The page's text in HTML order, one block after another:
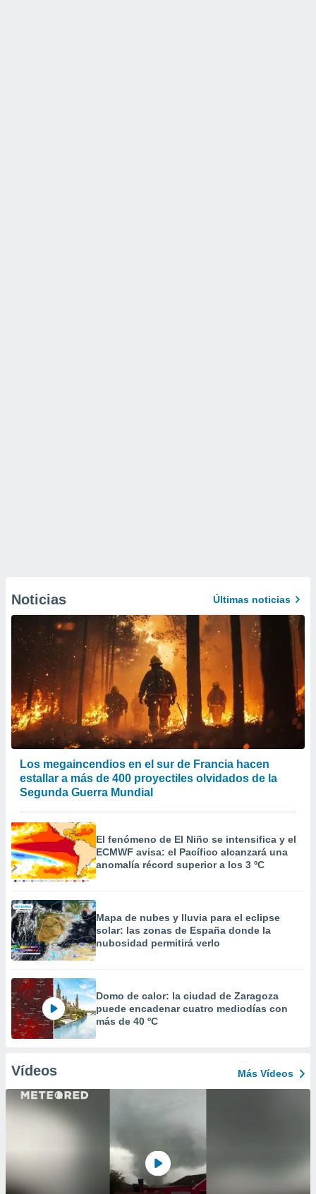
Noticias Últimas noticias
Los megaincendios en el sur de Francia hacen
estallar a más de 400 proyectiles olvidados de la
Segunda Guerra Mundial
El fenómeno de El Niño se intensifica y el
ECMWF avisa: el Pacífico alcanzará una
anomalía récord superior a los 3 ºC
Mapa de nubes y lluvia para el eclipse
solar: las zonas de España donde la
nubosidad permitirá verlo
Domo de calor: la ciudad de Zaragoza
puede encadenar cuatro mediodías con
más de 40 ºC
Vídeos Más Vídeos